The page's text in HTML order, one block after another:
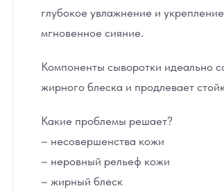
глубокое увлажнение и
мгновенное сияние.
Компоненты сыворотки идеально
жирного блеска и продлевает
Какие проблемы решает?
– несовершенства кожи
– неровный рельеф кожи
– жирный блеск